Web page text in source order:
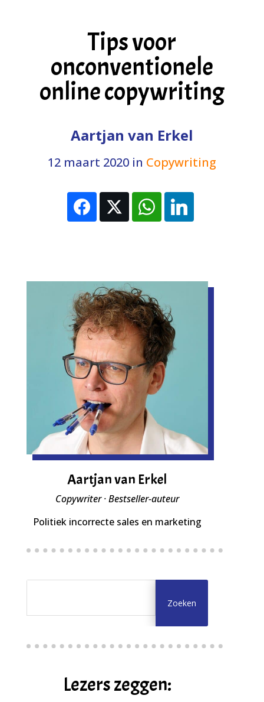
Tips voor
onconventionele
online copywriting
Aartjan van Erkel
12 maart 2020in Copywriting
Aartjan van Erkel
Copywriter · Bestseller-auteur
Politiek incorrecte sales en marketing
Lezers zeggen: